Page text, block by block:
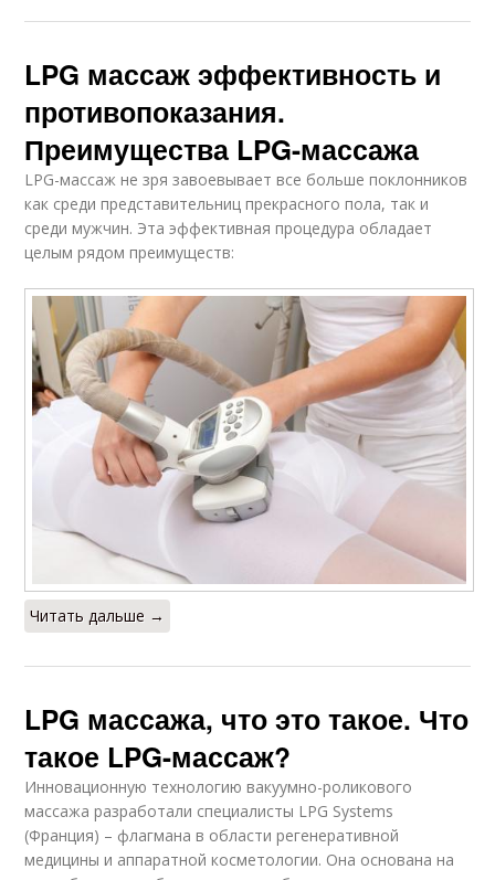
LPG массаж эффективность и
противопоказания.
Преимущества LPG-массажа
LPG-массаж не зря завоевывает все больше поклонников
как среди представительниц прекрасного пола, так и
среди мужчин. Эта эффективная процедура обладает
целым рядом преимуществ:
Читать дальше →
LPG массажа, что это такое. Что
такое LPG-массаж?
Инновационную технологию вакуумно-роликового
массажа разработали специалисты LPG Systems
(Франция) – флагмана в области регенеративной
медицины и аппаратной косметологии. Она основана на